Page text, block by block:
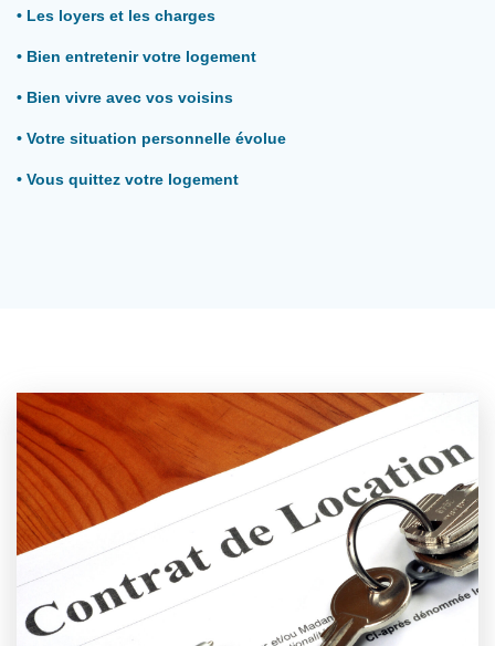
• Les loyers et les charges
• Bien entretenir votre logement
• Bien vivre avec vos voisins
• Votre situation personnelle évolue
• Vous quittez votre logement